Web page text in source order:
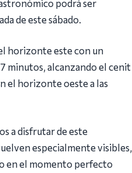
podrá ser
de este sábado.
horizonte este con un
minutos, alcanzando el cenit
el horizonte oeste a las
a disfrutar de este
especialmente visibles,
en el momento perfecto